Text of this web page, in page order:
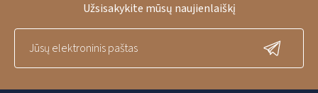
Užsisakykite mūsų naujienlaiškį